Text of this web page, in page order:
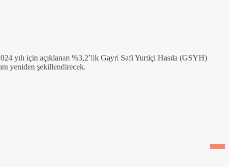
yılı için açıklanan %3,2’lik Gayri Safi Yurtiçi Hasıla (GSYH)
yeniden şekillendirecek.